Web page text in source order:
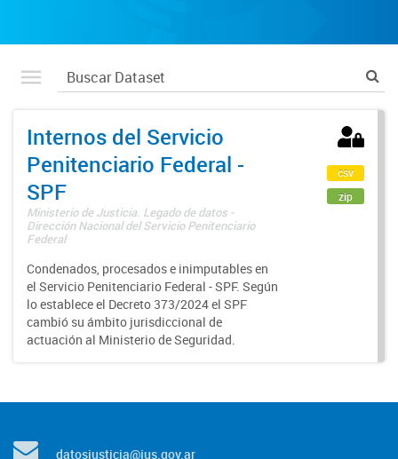
Internos del Servicio
Penitenciario Federal -
SPF
Ministerio de Justicia. Legado de datos -
Dirección Nacional del Servicio Penitenciario
Federal
Condenados, procesados e inimputables en
el Servicio Penitenciario Federal - SPF. Según
lo establece el Decreto 373/2024 el SPF
cambió su ámbito jurisdiccional de
actuación al Ministerio de Seguridad.
csv
zip
datosjusticia@jus.gov.ar